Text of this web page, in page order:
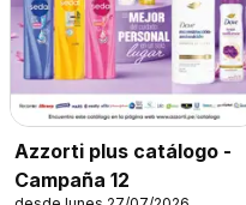
Azzorti plus catálogo -
Campaña 12